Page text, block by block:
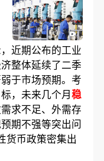
近期公布的工业
整体延续了二季
于市场预期。考
，未来几个月稳
求不足、外需存
期不强等突出问
货币政策密集出